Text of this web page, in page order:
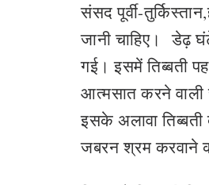
संसद पूर्वी-
जानी चाहिए। डेढ़
गई। इसमें तिब्बती
आत्मसात करने वाली
इसके अलावा तिब्बती
जबरन श्रम करवाने